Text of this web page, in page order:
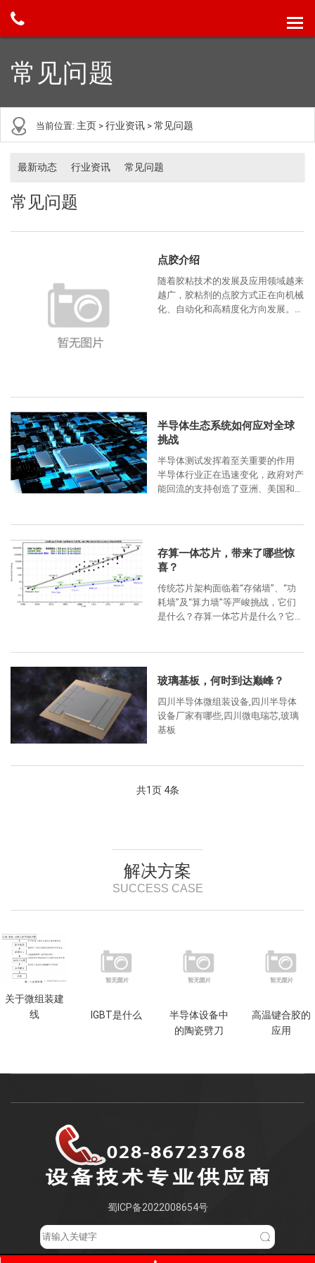
常见问题
当前位置: 主页 > 行业资讯 > 常见问题
最新动态 行业资讯 常见问题
常见问题
点胶介绍
随着胶粘技术的发展及应用领域越来
越广，胶粘剂的点胶方式正在向机械
化、自动化和高精度化方向发展。作
半导体生态系统如何应对全球
挑战
半导体测试发挥着至关重要的作用
半导体行业正在迅速变化，政府对产
能回流的支持创造了亚洲、美国和欧
存算一体芯片，带来了哪些惊
喜？
传统芯片架构面临着“存储墙”、“功
耗墙”及“算力墙”等严峻挑战，它们
是什么？存算一体芯片是什么？它又
玻璃基板，何时到达巅峰？
四川半导体微组装设备,四川半导体
设备厂家有哪些,四川微电瑞芯,玻璃
基板
共1页 4条
解决方案
SUCCESS CASE
关于微组装建
线
IGBT是什么
半导体设备中
的陶瓷劈刀
高温键合胶的
应用
蜀ICP备2022008654号